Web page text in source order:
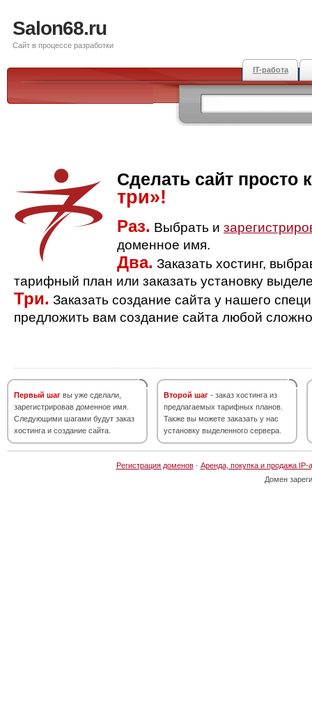
Salon68.ru
Сайт в процессе разработки
IT-работа
Сделать сайт просто
три»!
Раз. Выбрать и
доменное имя.
Два. Заказать хостинг,
тарифный план или заказать установку
Три. Заказать создание сайта у нашего
предложить вам создание сайта любой
Первый шаг вы уже сделали,
зарегистрировав доменное имя.
Следующими шагами будут заказ
хостинга и создание сайта.
Второй шаг - заказ хостинга из
предлагаемых тарифных планов.
Также вы можете заказать у нас
установку выделенного сервера.
Регистрация доменов· Аренда, покупка и продажа IP-
Домен